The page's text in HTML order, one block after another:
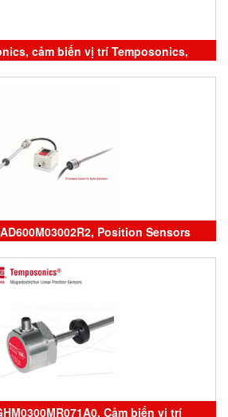
cảm biến vị trí Temposonics,
TD01
Position Sensors
cảm biến vị trí temposonics
Cảm biến vị trí